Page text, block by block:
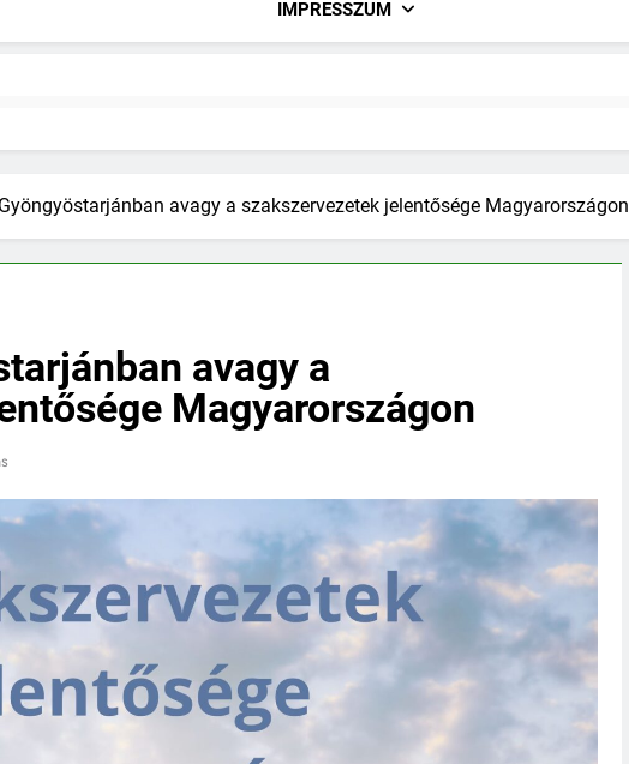
IMPRESSZUM
avagy a szakszervezetek jelentősége Magyarországon
avagy a
Magyarországon